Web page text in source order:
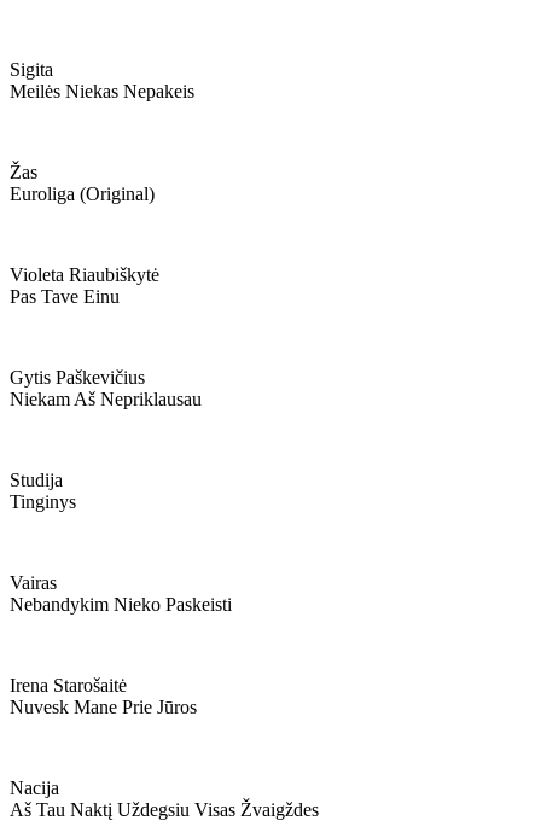
Sigita
Meilės Niekas Nepakeis
Žas
Euroliga (original)
Violeta Riaubiškytė
Pas Tave Einu
Gytis Paškevičius
Niekam Aš Nepriklausau
Studija
Tinginys
Vairas
Nebandykim Nieko Paskeisti
Irena Starošaitė
Nuvesk Mane Prie Jūros
Nacija
Aš Tau Naktį Uždegsiu Visas Žvaigždes